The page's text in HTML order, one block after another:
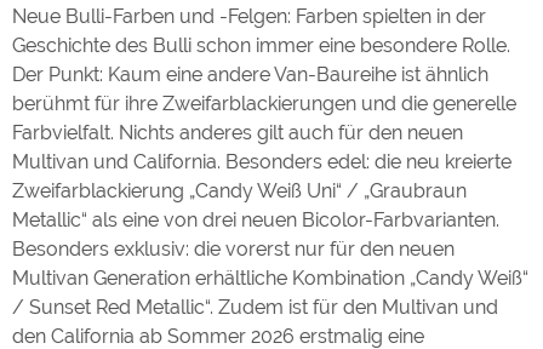
Neue Bulli-Farben und -Felgen: Farben spielten in der
Geschichte des Bulli schon immer eine besondere Rolle.
Der Punkt: Kaum eine andere Van-Baureihe ist ähnlich
berühmt für ihre Zweifarblackierungen und die generelle
Farbvielfalt. Nichts anderes gilt auch für den neuen
Multivan und California. Besonders edel: die neu kreierte
Zweifarblackierung „Candy Weiß Uni“ / „Graubraun
Metallic“ als eine von drei neuen Bicolor-Farbvarianten.
Besonders exklusiv: die vorerst nur für den neuen
Multivan Generation erhältliche Kombination „Candy Weiß“
/ Sunset Red Metallic“. Zudem ist für den Multivan und
den California ab Sommer 2026 erstmalig eine